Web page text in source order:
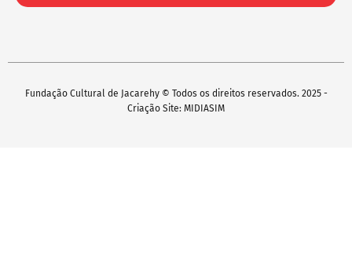
Fundação Cultural de Jacarehy © Todos os direitos reservados. 2025 -
Criação Site: MIDIASIM